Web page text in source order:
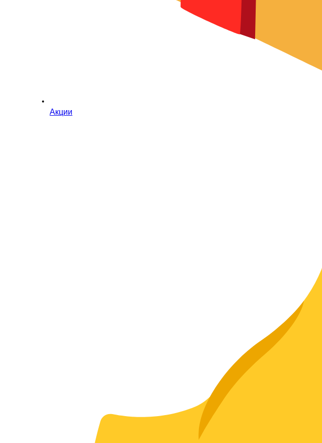
Акции